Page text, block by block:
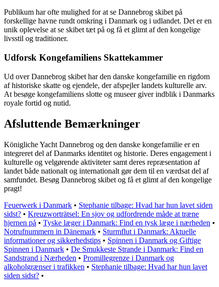
Publikum har ofte mulighed for at se Dannebrog skibet på
forskellige havne rundt omkring i Danmark og i udlandet. Det er en
unik oplevelse at se skibet tæt på og få et glimt af den kongelige
livsstil og traditioner.
Udforsk Kongefamiliens Skattekammer
Ud over Dannebrog skibet har den danske kongefamilie en rigdom
af historiske skatte og ejendele, der afspejler landets kulturelle arv.
At besøge kongefamiliens slotte og museer giver indblik i Danmarks
royale fortid og nutid.
Afsluttende Bemærkninger
Königliche Yacht Dannebrog og den danske kongefamilie er en
integreret del af Danmarks identitet og historie. Deres engagement i
kulturelle og velgørende aktiviteter samt deres repræsentation af
landet både nationalt og internationalt gør dem til en værdsat del af
samfundet. Besøg Dannebrog skibet og få et glimt af den kongelige
pragt!
Feuerwerk i Danmark • Stephanie tilbage: Hvad har hun lavet siden
sidst? • Kreuzworträtsel: En sjov og udfordrende måde at træne
hjernen på • Tyske læger i Danmark: Find en tysk læge i nærheden •
Notrufnummern in Dänemark • Sturmflut i Danmark: Aktuelle
informationer og sikkerhedstips • Spinnen i Danmark og Giftige
Spinnen i Danmark • De Smukkeste Strande i Danmark: Find en
Sandstrand i Nærheden • Promillegrenze i Danmark og
alkoholgrænser i trafikken • Stephanie tilbage: Hvad har hun lavet
siden sidst? •